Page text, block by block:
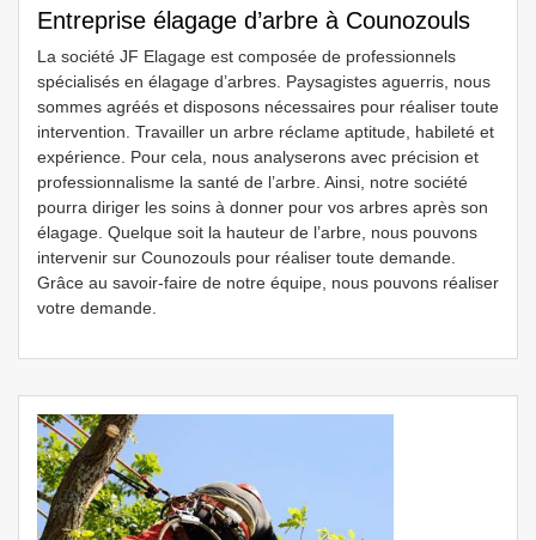
Entreprise élagage d’arbre à Counozouls
La société JF Elagage est composée de professionnels
spécialisés en élagage d’arbres. Paysagistes aguerris, nous
sommes agréés et disposons nécessaires pour réaliser toute
intervention. Travailler un arbre réclame aptitude, habileté et
expérience. Pour cela, nous analyserons avec précision et
professionnalisme la santé de l’arbre. Ainsi, notre société
pourra diriger les soins à donner pour vos arbres après son
élagage. Quelque soit la hauteur de l’arbre, nous pouvons
intervenir sur Counozouls pour réaliser toute demande.
Grâce au savoir-faire de notre équipe, nous pouvons réaliser
votre demande.